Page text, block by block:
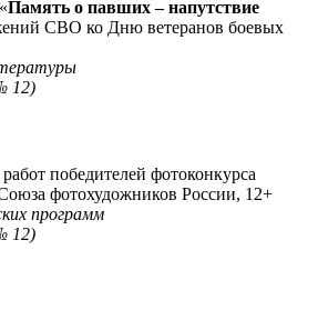
Память о павших – напутствие
СВО ко Дню ветеранов боевых
12)
победителей фотоконкурса
фотохудожников России, 12+
программ
12)